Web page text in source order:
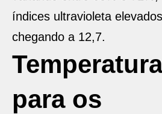
índices ultravioleta
chegando a 12,7.
Temperatura
para os